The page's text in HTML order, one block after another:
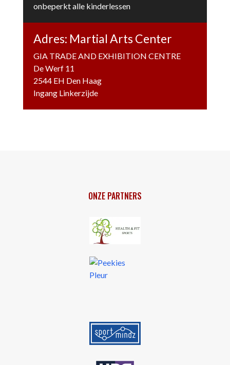
onbeperkt alle kinderlessen
Adres: Martial Arts Center
GIA TRADE AND EXHIBITION CENTRE
De Werf 11
2544 EH Den Haag
Ingang Linkerzijde
ONZE PARTNERS